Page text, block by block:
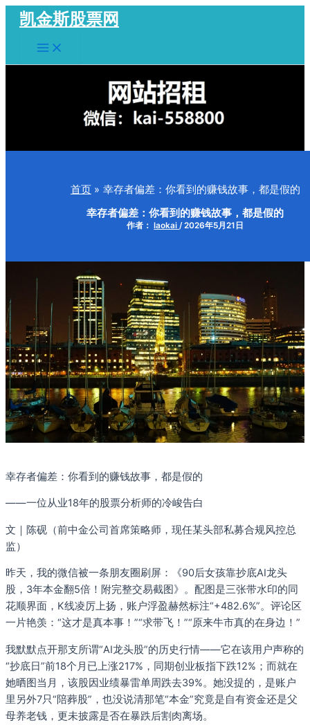
容
凯金斯股票网
Main
Menu
首页 幸存者偏差：你看到的赚钱故事，都是假的
幸存者偏差：你看到的赚钱故事，都是假的
作者： laokai /2026年5月21日
幸存者偏差：你看到的赚钱故事，都是假的
——一位从业18年的股票分析师的冷峻告白
文｜陈砚（前中金公司首席策略师，现任某头部私募合规风控总
监）
昨天，我的微信被一条朋友圈刷屏：《90后女孩靠抄底AI龙头
股，3年本金翻5倍！附完整交易截图》。配图是三张带水印的同
花顺界面，K线凌厉上扬，账户浮盈赫然标注“+482.6%”。评论区
一片艳羡：“这才是真本事！”“求带飞！”“原来牛市真的在身边！”
我默默点开那支所谓“AI龙头股”的历史行情——它在该用户声称的
“抄底日”前18个月已上涨217%，同期创业板指下跌12%；而就在
她晒图当月，该股因业绩暴雷单周跌去39%。她没提的，是账户
里另外7只“陪葬股”，也没说清那笔“本金”究竟是自有资金还是父
母养老钱，更未披露是否在暴跌后割肉离场。